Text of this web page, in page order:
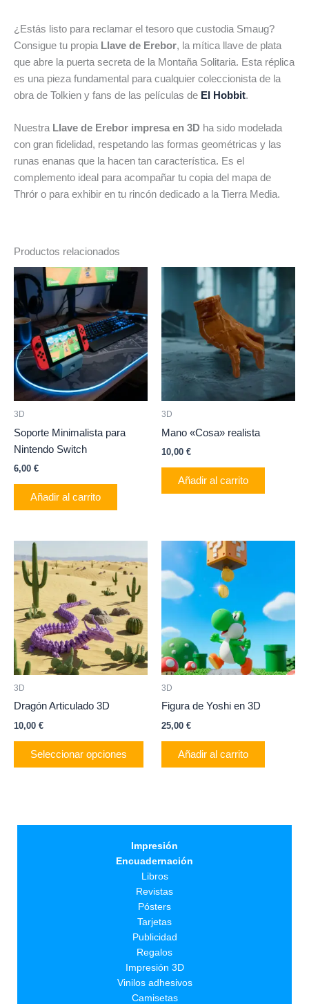
¿Estás listo para reclamar el tesoro que custodia Smaug?
Consigue tu propia Llave de Erebor, la mítica llave de plata
que abre la puerta secreta de la Montaña Solitaria. Esta réplica
es una pieza fundamental para cualquier coleccionista de la
obra de Tolkien y fans de las películas de El Hobbit.
Nuestra Llave de Erebor impresa en 3D ha sido modelada
con gran fidelidad, respetando las formas geométricas y las
runas enanas que la hacen tan característica. Es el
complemento ideal para acompañar tu copia del mapa de
Thrór o para exhibir en tu rincón dedicado a la Tierra Media.
Productos relacionados
3D
Soporte Minimalista para
Nintendo Switch
6,00 €
Añadir al carrito
3D
Mano «Cosa» realista
10,00 €
Añadir al carrito
3D
Dragón Articulado 3D
10,00 €
Seleccionar opciones
producto
tiene
múltiples
Las
opciones
se
3D
Figura de Yoshi en 3D
25,00 €
Añadir al carrito
Impresión
Encuadernación
Libros
Revistas
Pósters
Tarjetas
Publicidad
Regalos
Impresión 3D
Vinilos adhesivos
Camisetas